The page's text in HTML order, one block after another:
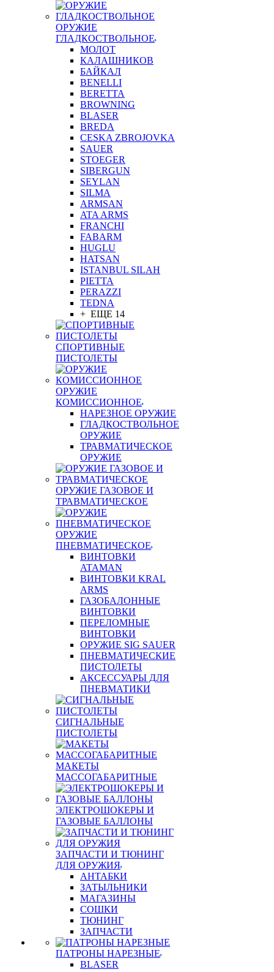
ОРУЖИЕ
ГЛАДКОСТВОЛЬНОЕ
МОЛОТ
КАЛАШНИКОВ
БАЙКАЛ
BENELLI
BERETTA
BROWNING
BLASER
BREDA
CESKA ZBROJOVKA
SAUER
STOEGER
SIBERGUN
SEYLAN
SILMA
ARMSAN
ATA ARMS
FRANCHI
FABARM
HUGLU
HATSAN
ISTANBUL SILAH
PIETTA
PERAZZI
TEDNA
+ ЕЩЕ 14
СПОРТИВНЫЕ
ПИСТОЛЕТЫ
ОРУЖИЕ
КОМИССИОННОЕ
НАРЕЗНОЕ ОРУЖИЕ
ГЛАДКОСТВОЛЬНОЕ
ОРУЖИЕ
ТРАВМАТИЧЕСКОЕ
ОРУЖИЕ
ОРУЖИЕ ГАЗОВОЕ И
ТРАВМАТИЧЕСКОЕ
ОРУЖИЕ
ПНЕВМАТИЧЕСКОЕ
ВИНТОВКИ
ATAMAN
ВИНТОВКИ KRAL
ARMS
ГАЗОБАЛОННЫЕ
ВИНТОВКИ
ПЕРЕЛОМНЫЕ
ВИНТОВКИ
ОРУЖИЕ SIG SAUER
ПНЕВМАТИЧЕСКИЕ
ПИСТОЛЕТЫ
АКСЕССУАРЫ ДЛЯ
ПНЕВМАТИКИ
СИГНАЛЬНЫЕ
ПИСТОЛЕТЫ
МАКЕТЫ
МАССОГАБАРИТНЫЕ
ЭЛЕКТРОШОКЕРЫ И
ГАЗОВЫЕ БАЛЛОНЫ
ЗАПЧАСТИ И ТЮНИНГ
ДЛЯ ОРУЖИЯ
АНТАБКИ
ЗАТЫЛЬНИКИ
МАГАЗИНЫ
СОШКИ
ТЮНИНГ
ЗАПЧАСТИ
ПАТРОНЫ НАРЕЗНЫЕ
BLASER